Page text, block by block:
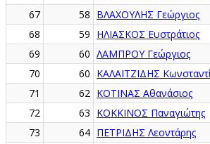
67
58 ΒΛΑΧΟΥΛΗΣ Γεώργιος
68
59 ΗΛΙΑΣΚΟΣ Ευστράτιος
69
60 ΛΑΜΠΡΟΥ Γεώργιος
70
60 ΚΑΛΑΪΤΖΙΔΗΣ
71
62 ΚΟΤΙΝΑΣ Αθανάσιος
72
63 ΚΟΚΚΙΝΟΣ Παναγιώτης
73
64 ΠΕΤΡΙΔΗΣ Λεοντάρης